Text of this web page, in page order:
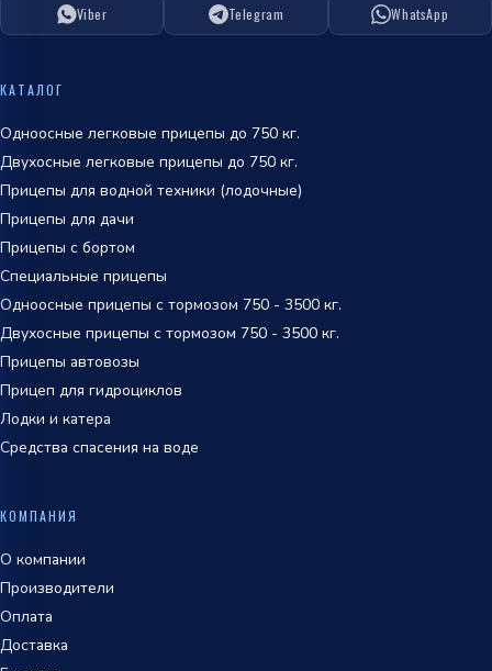
ОТПРАВИТЬ
Viber Telegram WhatsApp
КАТАЛОГ
Одноосные легковые прицепы до 750 кг.
Двухосные легковые прицепы до 750 кг.
Прицепы для водной техники (лодочные)
Прицепы для дачи
Прицепы с бортом
Специальные прицепы
Одноосные прицепы с тормозом 750 - 3500 кг.
Двухосные прицепы с тормозом 750 - 3500 кг.
Прицепы автовозы
Прицеп для гидроциклов
Лодки и катера
Средства спасения на воде
КОМПАНИЯ
О компании
Производители
Оплата
Доставка